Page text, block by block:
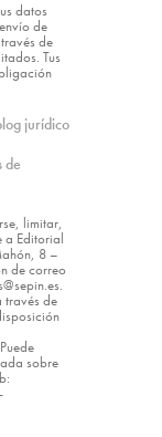
datos
de
de
Tus
jurídico
de
limitar,
a Editorial
8 –
de correo
través de
sobre